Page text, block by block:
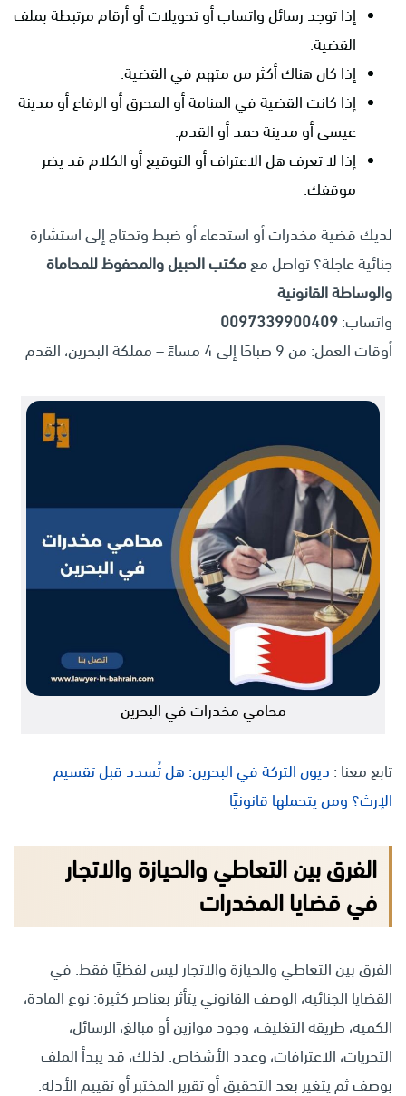
إذا توجد رسائل واتساب أو تحويلات أو أرقام مرتبطة بملف
القضية.
إذا كان هناك أكثر من متهم في القضية.
إذا كانت القضية في المنامة أو المحرق أو الرفاع أو مدينة
عيسى أو مدينة حمد أو القدم.
إذا لا تعرف هل الاعتراف أو التوقيع أو الكلام قد يضر
موقفك.
لديك قضية مخدرات أو استدعاء أو ضبط وتحتاج إلى استشارة
جنائية عاجلة؟ تواصل معمكتب الحبيل والمحفوظ للمحاماة
والوساطة القانونية
واتساب:0097339900409
أوقات العمل: من 9 صباحًا إلى 4 مساءً – مملكة البحرين، القدم
محامي مخدرات في البحرين
تابع معنا : ديون التركة في البحرين: هل تُسدد قبل تقسيم
الإرث؟ ومن يتحملها قانونيًا
الفرق بين التعاطي والحيازة والاتجار
في قضايا المخدرات
الفرق بين التعاطي والحيازة والاتجار ليس لفظيًا فقط. في
القضايا الجنائية، الوصف القانوني يتأثر بعناصر كثيرة: نوع المادة،
الكمية، طريقة التغليف، وجود موازين أو مبالغ، الرسائل،
التحريات، الاعترافات، وعدد الأشخاص. لذلك، قد يبدأ الملف
بوصف ثم يتغير بعد التحقيق أو تقرير المختبر أو تقييم الأدلة.